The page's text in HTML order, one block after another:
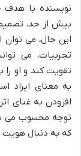
نویسنده با هدف
بیش از حد،
این حال، می
تجربیات، می
تقویت کند و او را
به معنای ایراد
افزودن به غنای
توجه محسوب می
که به دنبال هویت